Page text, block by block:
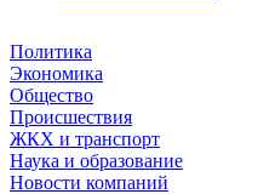
Политика
Экономика
Общество
Происшествия
ЖКХ и транспорт
Наука и образование
Новости компаний